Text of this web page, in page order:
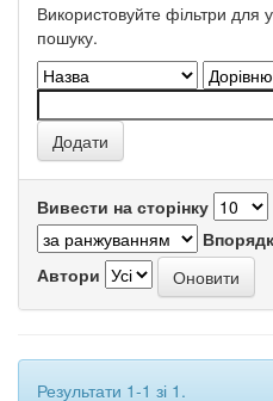
Використовуйте фільтри для
пошуку.
Вивести на сторінку
Автори
Результати 1-1 зі 1.